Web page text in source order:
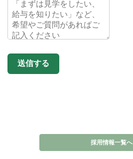
送信する
採用情報一覧へ